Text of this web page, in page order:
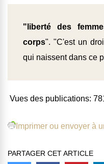
"liberté des
corps". "C'est un
qui naissent dans ce
Vues des publications:
Imprimer ou envoyer à
PARTAGER CET ARTICLE